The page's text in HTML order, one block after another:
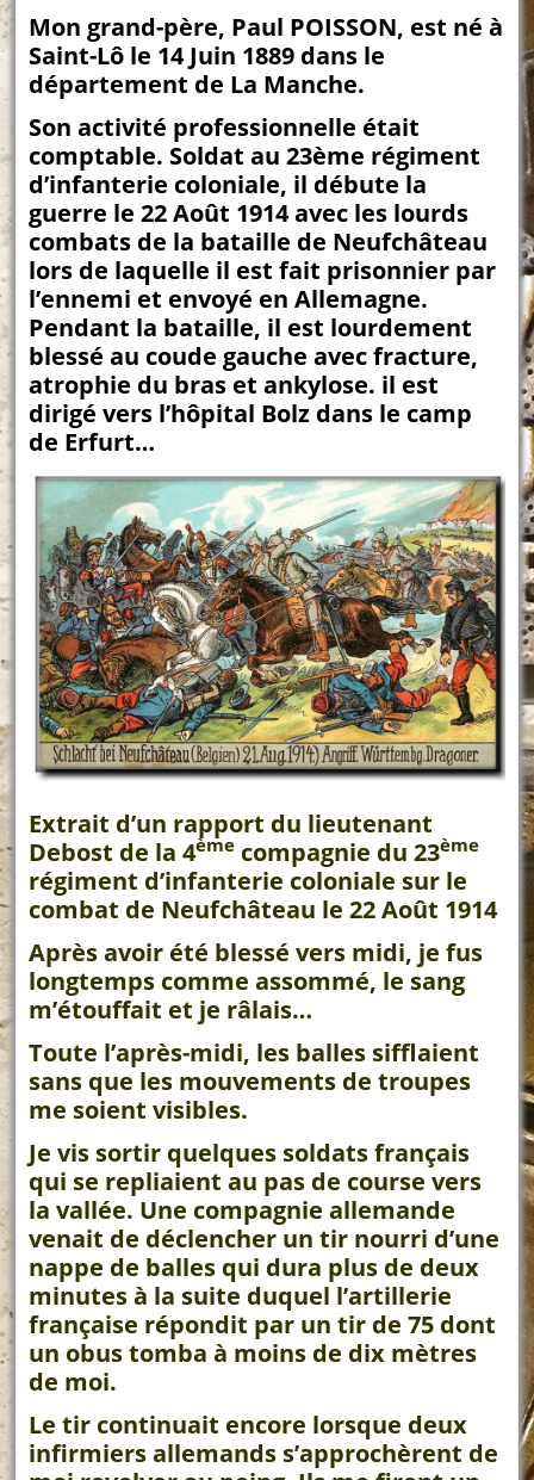
Mon grand-père, Paul POISSON, est né à
Saint-Lô le 14 Juin 1889 dans le
département de La Manche.
Son activité professionnelle était
comptable. Soldat au 23ème régiment
d’infanterie coloniale, il débute la
guerre le 22 Août 1914 avec les lourds
combats de la bataille de Neufchâteau
lors de laquelle il est fait prisonnier par
l’ennemi et envoyé en Allemagne.
Pendant la bataille, il est lourdement
blessé au coude gauche avec fracture,
atrophie du bras et ankylose. il est
dirigé vers l’hôpital Bolz dans le camp
de Erfurt…
Extrait d’un rapport du lieutenant
Debost de la 4ème compagnie du 23ème
régiment d’infanterie coloniale sur le
combat de Neufchâteau le 22 Août 1914
Après avoir été blessé vers midi, je fus
longtemps comme assommé, le sang
m’étouffait et je râlais…
Toute l’après-midi, les balles sifflaient
sans que les mouvements de troupes
me soient visibles.
Je vis sortir quelques soldats français
qui se repliaient au pas de course vers
la vallée. Une compagnie allemande
venait de déclencher un tir nourri d’une
nappe de balles qui dura plus de deux
minutes à la suite duquel l’artillerie
française répondit par un tir de 75 dont
un obus tomba à moins de dix mètres
de moi.
Le tir continuait encore lorsque deux
infirmiers allemands s’approchèrent de